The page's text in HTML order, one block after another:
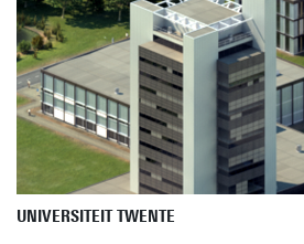
UNIVERSITEIT TWENTE